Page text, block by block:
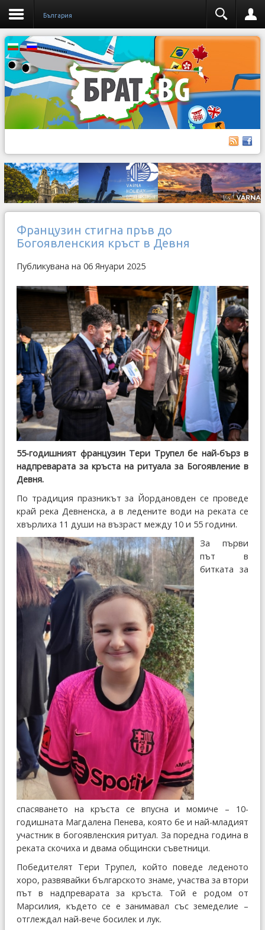
България
Французин стигна пръв до
Богоявленския кръст в Девня
Публикувана на 06 Януари 2025
55-годишният французин Тери Трупел бе най-бърз в
надпреварата за кръста на ритуала за Богоявление в
Девня.
По традиция празникът за Йордановден се проведе
край река Девненска, а в ледените води на реката се
хвърлиха 11 души на възраст между 10 и 55 години.
За първи
път в
битката за
спасяването на кръста се впусна и момиче – 10-
годишната Магдалена Пенева, която бе и най-младият
участник в богоявленския ритуал. За поредна година в
реката скочиха и двама общински съветници.
Победителят Тери Трупел, който поведе леденото
хоро, развявайки българското знаме, участва за втори
път в надпреварата за кръста. Той е родом от
Марсилия, където се е занимавал със земеделие –
отглеждал най-вече босилек и лук.